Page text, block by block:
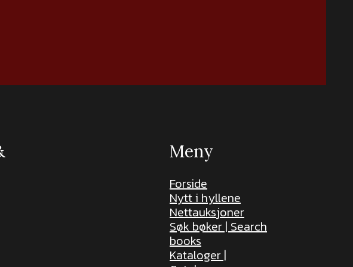
Meny
Forside
Nytt i hyllene
Nettauksjoner
Søk bøker | Search
books
Kataloger |